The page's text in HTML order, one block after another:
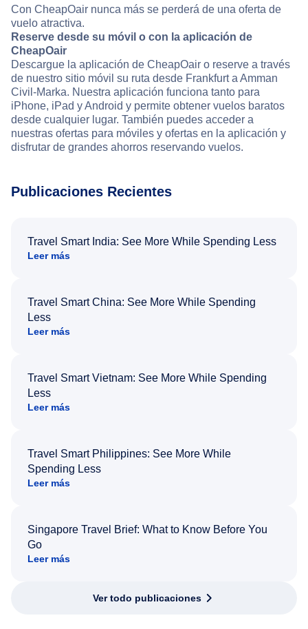
Con CheapOair nunca más se perderá de una oferta de
vuelo atractiva.
Reserve desde su móvil o con la aplicación de
CheapOair
Descargue la aplicación de CheapOair o reserve a través
de nuestro sitio móvil su ruta desde Frankfurt a Amman
Civil-Marka. Nuestra aplicación funciona tanto para
iPhone, iPad y Android y permite obtener vuelos baratos
desde cualquier lugar. También puedes acceder a
nuestras ofertas para móviles y ofertas en la aplicación y
disfrutar de grandes ahorros reservando vuelos.
Publicaciones Recientes
Travel Smart India: See More While Spending Less
Leer más
Travel Smart China: See More While Spending
Less
Leer más
Travel Smart Vietnam: See More While Spending
Less
Leer más
Travel Smart Philippines: See More While
Spending Less
Leer más
Singapore Travel Brief: What to Know Before You
Go
Leer más
Ver todo publicaciones